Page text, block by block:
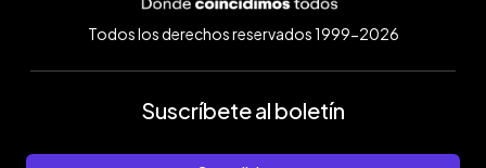
Todos los derechos reservados 1999-2026
Suscríbete al boletín